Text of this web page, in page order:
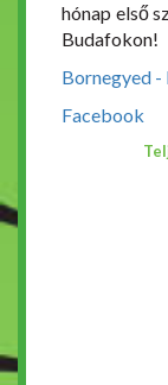
hónap első
Budafokon!
Bornegyed
Facebook